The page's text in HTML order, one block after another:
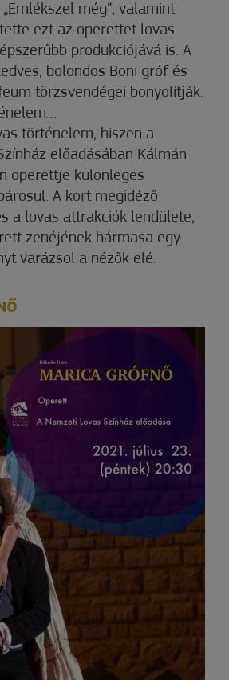
„Emlékszel még”, valamint
ezt az operettet lovas
produkciójává is. A
bolondos Boni gróf és
törzsvendégei bonyolítják.
történelem, hiszen a
előadásában Kálmán
operettje különleges
A kort megidéző
a lovas attrakciók lendülete,
zenéjének hármasa egy
varázsol a nézők elé.